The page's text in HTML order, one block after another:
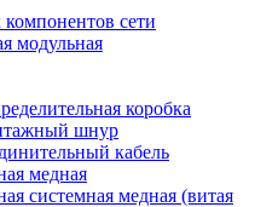
сети
модульная
коробка
шнур
кабель
медная
системная медная (витая